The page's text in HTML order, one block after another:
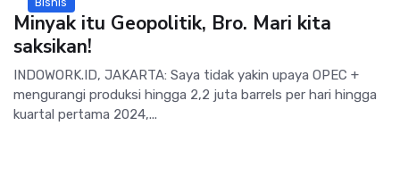
Minyak itu Geopolitik, Bro. Mari kita
saksikan!
INDOWORK.ID, JAKARTA: Saya tidak yakin upaya OPEC +
mengurangi produksi hingga 2,2 juta barrels per hari hingga
kuartal pertama 2024,...